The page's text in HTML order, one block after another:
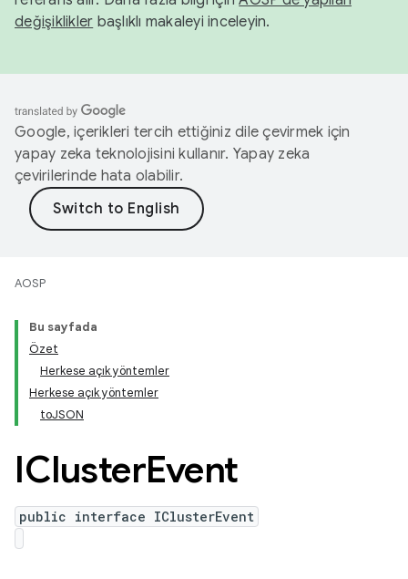
değişiklikler başlıklı makaleyi inceleyin.
Google, içerikleri tercih ettiğiniz dile çevirmek için
yapay zeka teknolojisini kullanır. Yapay zeka
çevirilerinde hata olabilir.
AOSP
Bu sayfada
Özet
Herkese açık yöntemler
Herkese açık yöntemler
toJSON
IClusterEvent
public interface IClusterEvent